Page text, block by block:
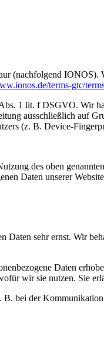
(nachfolgend IONOS).
terms-gtc/
1 lit. f DSGVO. Wir
ausschließlich auf
(z. B. Device-
des oben
Daten unserer
Daten sehr ernst. Wir
Daten
wir sie nutzen. Sie
B. bei der